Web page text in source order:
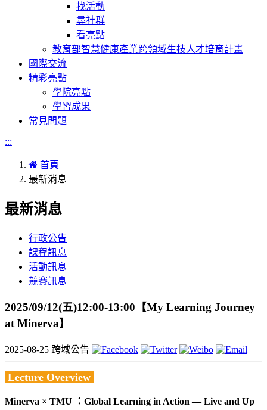
找活動
尋社群
看亮點
教育部智慧健康產業跨領域生技人才培育計畫
國際交流
精彩亮點
學院亮點
學習成果
常見問題
:::
首頁
最新消息
最新消息
行政公告
課程訊息
活動訊息
競賽訊息
2025/09/12(五)12:00-13:00【My Learning Journey
at Minerva】
2025-08-25 跨域公告
Lecture Overview
Minerva × TMU ：Global Learning in Action — Live and Up